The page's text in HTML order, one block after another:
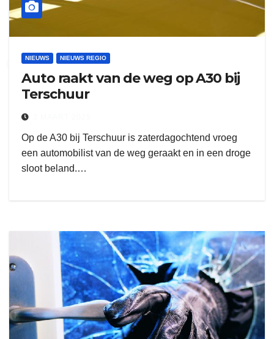
gijs zwart interieurbouw
NIEUWS NIEUWS REGIO
Auto raakt van de weg op A30 bij
Terschuur
Op de A30 bij Terschuur is zaterdagochtend vroeg
een automobilist van de weg geraakt en in een droge
sloot beland.…